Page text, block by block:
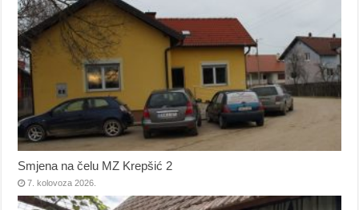
Smjena na čelu MZ Krepšić 2
7. kolovoza 2026.